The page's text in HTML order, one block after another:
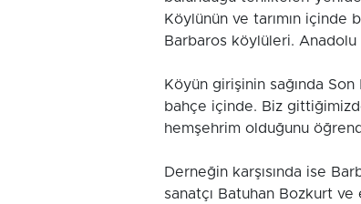
Köylünün ve tarımın içinde
Barbaros köylüleri. Anadolu
Köyün girişinin sağında
bahçe içinde. Biz
hemşehrim olduğunu
Derneğin karşısında ise
sanatçı Batuhan Bozkurt